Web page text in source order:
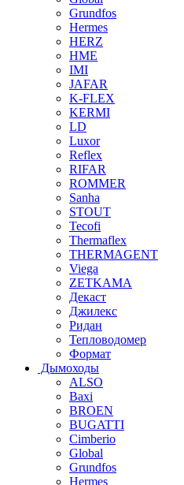
Grundfos
Hermes
HERZ
HME
IMI
JAFAR
K-FLEX
KERMI
LD
Luxor
Reflex
RIFAR
ROMMER
Sanha
STOUT
Tecofi
Thermaflex
THERMAGENT
Viega
ZETKAMA
Декаст
Джилекс
Ридан
Тепловодомер
Формат
Дымоходы
ALSO
Baxi
BROEN
BUGATTI
Cimberio
Global
Grundfos
Hermes